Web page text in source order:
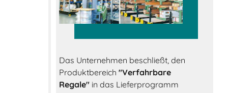
Das Unternehmen beschließt, den
Produktbereich"Verfahrbare
Regale" in das Lieferprogramm